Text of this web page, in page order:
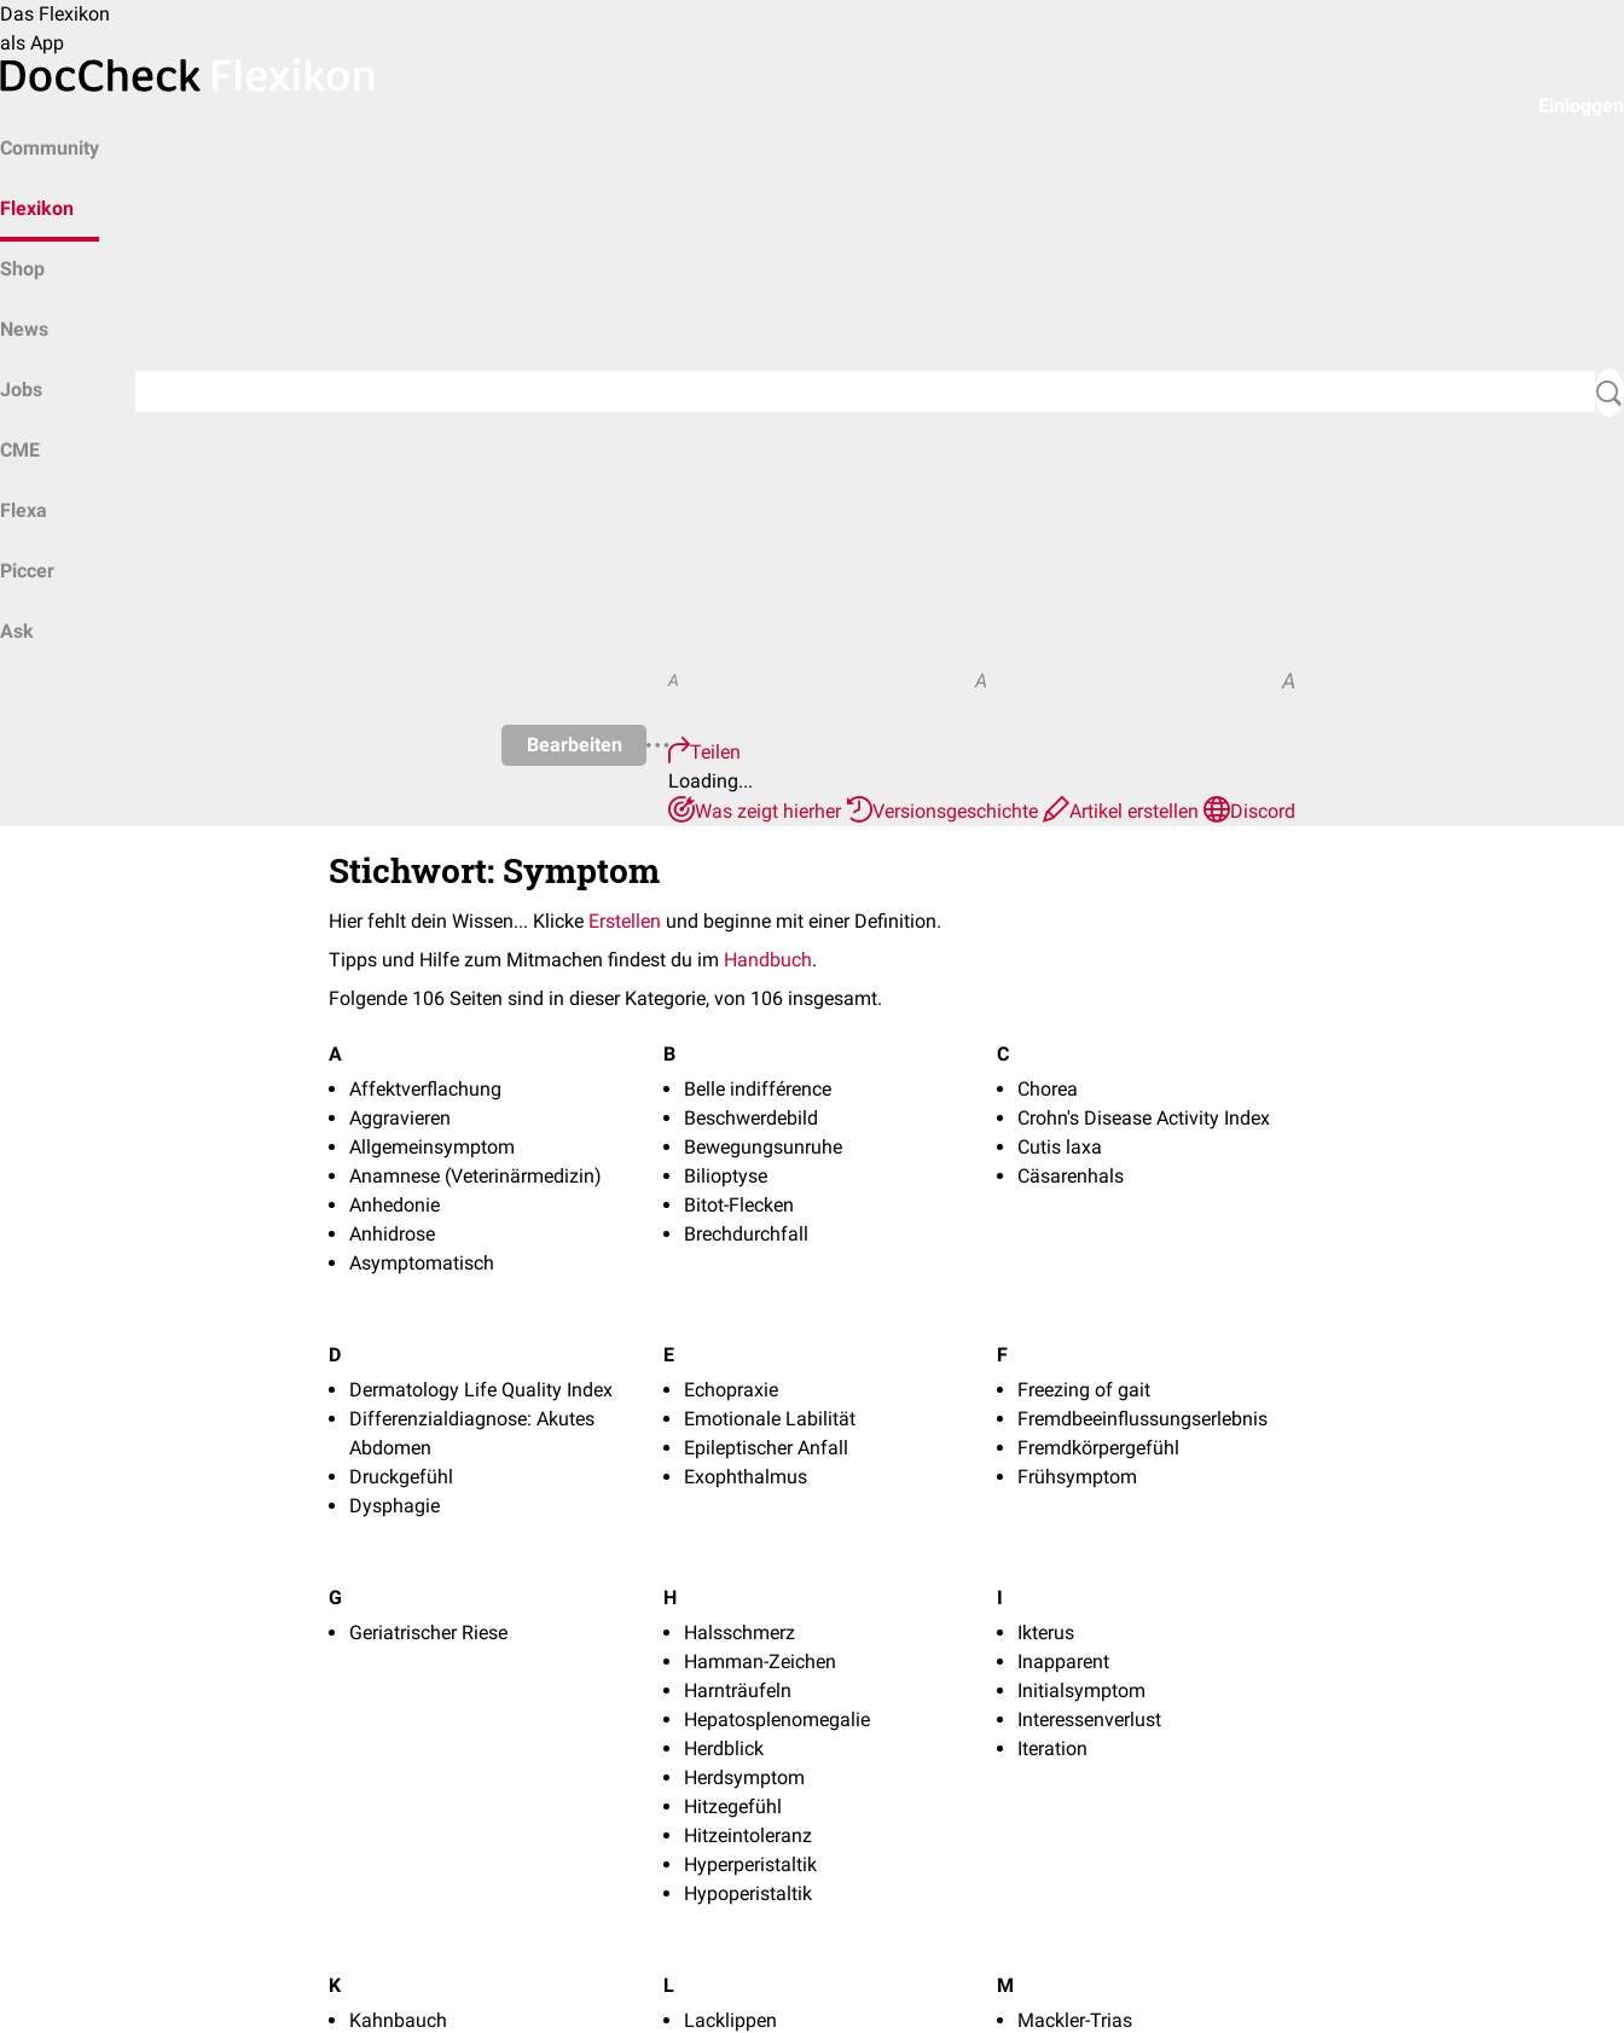
Das Flexikon
als App
Community
Flexikon
Shop
News
Jobs
CME
Flexa
Piccer
Ask
Bearbeiten
A A A
Teilen
Loading...
Was zeigt hierher
Versionsgeschichte Artikel erstellen Discord
Stichwort: Symptom
Hier fehlt dein Wissen... Klicke Erstellen und beginne mit einer Definition.
Tipps und Hilfe zum Mitmachen findest du im Handbuch.
Folgende 106 Seiten sind in dieser Kategorie, von 106 insgesamt.
A
Affektverflachung
Aggravieren
Allgemeinsymptom
Anamnese (Veterinärmedizin)
Anhedonie
Anhidrose
Asymptomatisch
B
Belle indifférence
Beschwerdebild
Bewegungsunruhe
Bilioptyse
Bitot-Flecken
Brechdurchfall
C
Chorea
Crohn's Disease Activity Index
Cutis laxa
Cäsarenhals
D
Dermatology Life Quality Index
Differenzialdiagnose: Akutes
Abdomen
Druckgefühl
Dysphagie
E
Echopraxie
Emotionale Labilität
Epileptischer Anfall
Exophthalmus
F
Freezing of gait
Fremdbeeinflussungserlebnis
Fremdkörpergefühl
Frühsymptom
G
Geriatrischer Riese
H
Halsschmerz
Hamman-Zeichen
Harnträufeln
Hepatosplenomegalie
Herdblick
Herdsymptom
Hitzegefühl
Hitzeintoleranz
Hyperperistaltik
Hypoperistaltik
I
Ikterus
Inapparent
Initialsymptom
Interessenverlust
Iteration
K
Kahnbauch
L
Lacklippen
M
Mackler-Trias